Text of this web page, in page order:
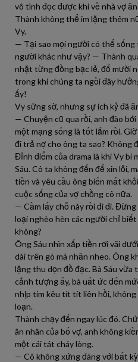
vô tình đọc được khi về nhà vợ ăn
Thành không thể im lặng thêm
Vy.
— Tại sao mọi người có thể
người khác như vậy? — Thành
nhặt từng đồng bạc lẻ, đổ mười
trong khi chúng ta ngồi đây
ấy!
Vy sững sờ, nhưng sự ích kỷ đã
— Chuyện cũ qua rồi, anh đào
một mạng sống là tốt lắm rồi.
đi trả nợ cho ông ta sao? Không
Đỉnh điểm của drama là khi Vy bí
Sáu. Cô ta không đến để xin lỗi,
tiền và yêu cầu ông biến mất
cuộc sống của vợ chồng cô nữa.
— Cầm lấy chỗ này rồi đi đi.
loại nghèo hèn các người chỉ
không?
Ông Sáu nhìn xấp tiền rơi vãi
dài trên gò má nhăn nheo. Ông
lặng thu dọn đồ đạc. Bà Sáu vừa
cảnh tượng ấy, bà uất ức đến
nhịp tim kêu tít tít liên hồi,
loạn.
Thành chạy đến ngay lúc đó.
ân nhân của bố vợ, anh không
một cái tát cháy lòng.
— Cô không xứng đáng với bất